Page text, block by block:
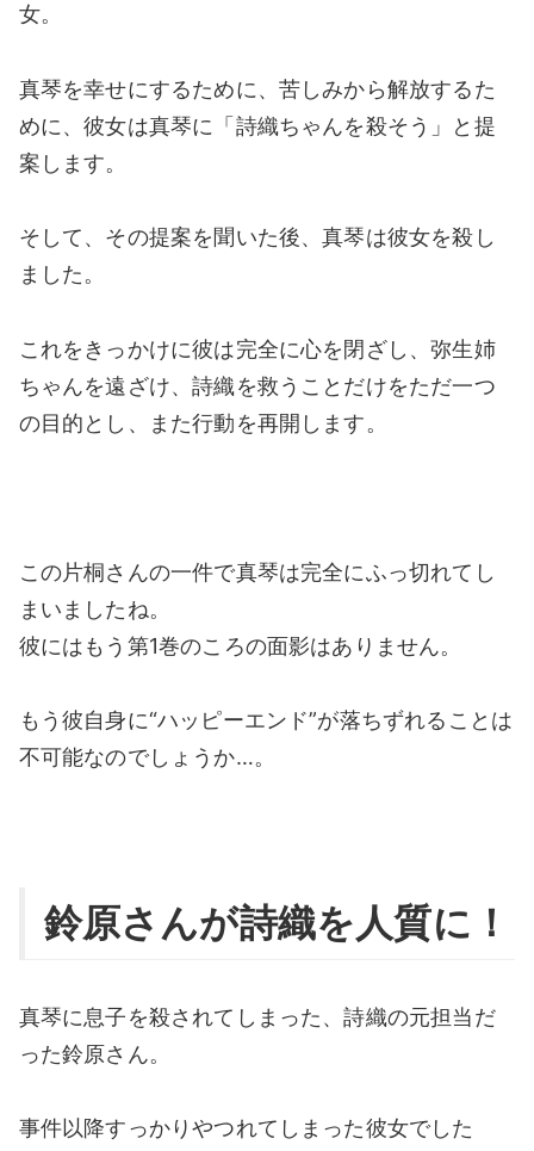
女。
真琴を幸せにするために、苦しみから解放するた
めに、彼女は真琴に「詩織ちゃんを殺そう」と提
案します。
そして、その提案を聞いた後、真琴は彼女を殺し
ました。
これをきっかけに彼は完全に心を閉ざし、弥生姉
ちゃんを遠ざけ、詩織を救うことだけをただ一つ
の目的とし、また行動を再開します。
この片桐さんの一件で真琴は完全にふっ切れてし
まいましたね。
彼にはもう第1巻のころの面影はありません。
もう彼自身に“ハッピーエンド”が落ちずれることは
不可能なのでしょうか…。
鈴原さんが詩織を人質に！
真琴に息子を殺されてしまった、詩織の元担当だ
った鈴原さん。
事件以降すっかりやつれてしまった彼女でした